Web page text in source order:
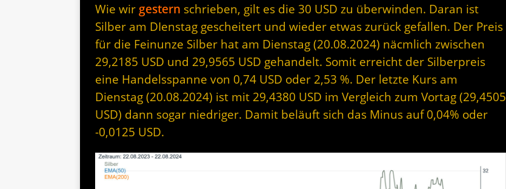
Wie wir gestern schrieben, gilt es die 30 USD zu überwinden. Daran ist
Silber am DIenstag gescheitert und wieder etwas zurück gefallen. Der Preis
für die Feinunze Silber hat am Dienstag (20.08.2024) näcmlich zwischen
29,2185 USD und 29,9565 USD gehandelt. Somit erreicht der Silberpreis
eine Handelsspanne von 0,74 USD oder 2,53 %. Der letzte Kurs am
Dienstag (20.08.2024) ist mit 29,4380 USD im Vergleich zum Vortag (29,4505
USD) dann sogar niedriger. Damit beläuft sich das Minus auf 0,04% oder
-0,0125 USD.